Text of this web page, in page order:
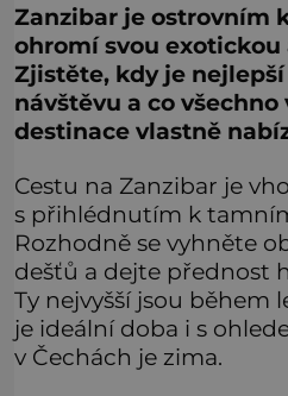
Zanzibar je ostrovním
ohromí svou
Zjistěte, kdy je
návštěvu a co
destinace vlastně
Cestu na Zanzibar je
s přihlédnutím k
Rozhodně se vyhněte
dešťů a dejte přednost
Ty nejvyšší jsou během
je ideální doba i s
v Čechách je zima.